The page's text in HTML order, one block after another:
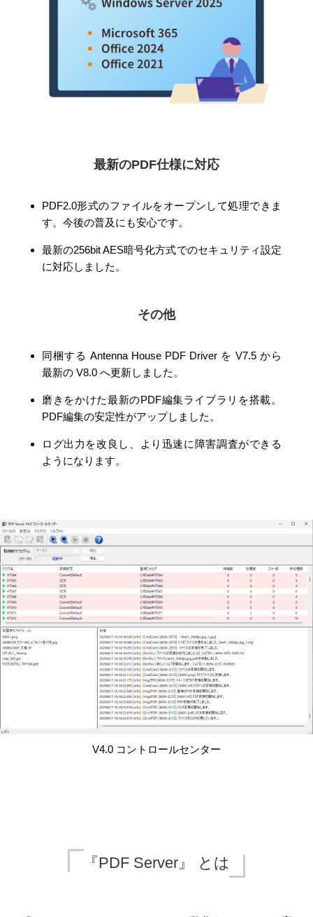
最新のPDF仕様に対応
PDF2.0形式のファイルをオープンして処理できま
す。今後の普及にも安心です。
最新の256bit AES暗号化方式でのセキュリティ設定
に対応しました。
その他
同梱する Antenna House PDF Driver を V7.5 から
最新の V8.0 へ更新しました。
磨きをかけた最新のPDF編集ライブラリを搭載。
PDF編集の安定性がアップしました。
ログ出力を改良し、より迅速に障害調査ができる
ようになります。
V4.0 コントロールセンター
『PDF Server』 とは